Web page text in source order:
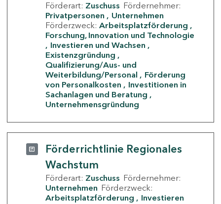
Förderart: Zuschuss Fördernehmer:
Privatpersonen
Unternehmen
Förderzweck: Arbeitsplatzförderung
Forschung, Innovation und Technologie
Investieren und Wachsen
Existenzgründung
Qualifizierung/Aus- und
Weiterbildung/Personal
Förderung
von Personalkosten
Investitionen in
Sachanlagen und Beratung
Unternehmensgründung
Förderrichtlinie Regionales
Wachstum
Förderart: Zuschuss Fördernehmer:
Unternehmen Förderzweck:
Arbeitsplatzförderung
Investieren